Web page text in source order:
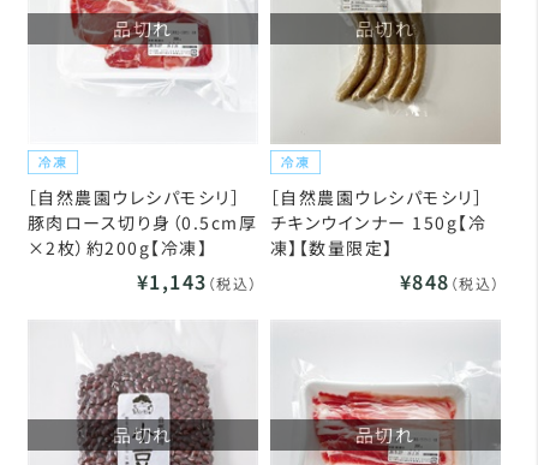
品切れ
［自然農園ウレシパモシリ］
豚肉ロース切り身（0.5cm厚
×2枚）約200g【冷凍】
¥1,143 （税込）
品切れ
［自然農園ウレシパモシリ］
チキンウインナー 150g【冷
凍】【数量限定】
¥848 （税込）
品切れ 品切れ